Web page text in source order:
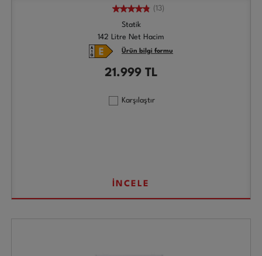
(13)
Statik
142 Litre Net Hacim
Ürün bilgi formu
21.999 TL
Karşılaştır
İNCELE